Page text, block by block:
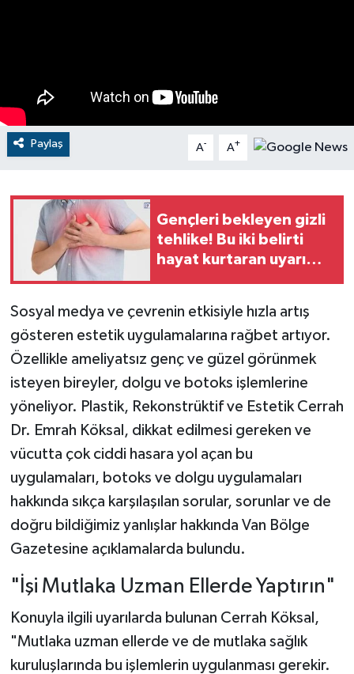
Paylaş A- A+
Gençleri bekleyen gizli
tehlike! Bu iki belirti
hayat kurtaran uyarı
Sosyal medya ve çevrenin etkisiyle hızla artış
gösteren estetik uygulamalarına rağbet artıyor.
Özellikle ameliyatsız genç ve güzel görünmek
isteyen bireyler, dolgu ve botoks işlemlerine
yöneliyor. Plastik, Rekonstrüktif ve Estetik Cerrah
Dr. Emrah Köksal, dikkat edilmesi gereken ve
vücutta çok ciddi hasara yol açan bu
uygulamaları, botoks ve dolgu uygulamaları
hakkında sıkça karşılaşılan sorular, sorunlar ve de
doğru bildiğimiz yanlışlar hakkında Van Bölge
Gazetesine açıklamalarda bulundu.
"İşi Mutlaka Uzman Ellerde Yaptırın"
Konuyla ilgili uyarılarda bulunan Cerrah Köksal,
"Mutlaka uzman ellerde ve de mutlaka sağlık
kuruluşlarında bu işlemlerin uygulanması gerekir.